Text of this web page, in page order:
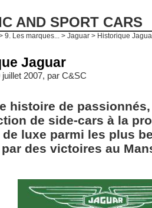
AND SPORT CARS
9. Les marques... > Jaguar > Historique
Jaguar
2007, par C&SC
histoire de
de side-cars à la
luxe parmi les plus
des victoires au